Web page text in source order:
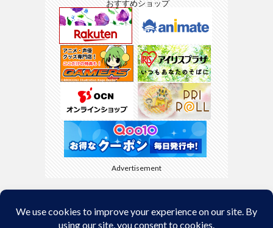
おすすめショップ
Advertisement
Back to Top